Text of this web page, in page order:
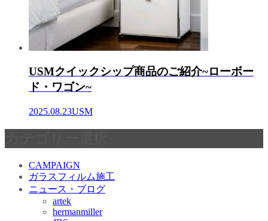
USMクイックシップ商品のご紹介~ローボー
ド・ワゴン~
2025.08.23USM
CAMPAIGN
ガラスフィルム施工
ニュース・ブログ
artek
hermanmiller